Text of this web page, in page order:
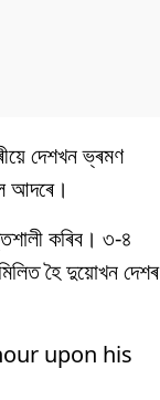
দেশখন ভ্ৰমণ
আদৰে।
কৰিব। ৩-৪
হৈ দুয়োখন দেশৰ
upon his